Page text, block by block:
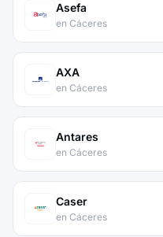
Asefa
en Cáceres
AXA
en Cáceres
Antares
en Cáceres
Caser
en Cáceres